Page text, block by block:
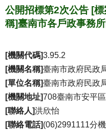
公開招標第2次公告 [
稱]臺南市各戶政事務
[機關代碼]3.95.2
[機關名稱]臺南市政府民政
[單位名稱]臺南市政府民政
[機關地址]708臺南市安平
[聯絡人]洪欣怡
[聯絡電話](06)2991111分